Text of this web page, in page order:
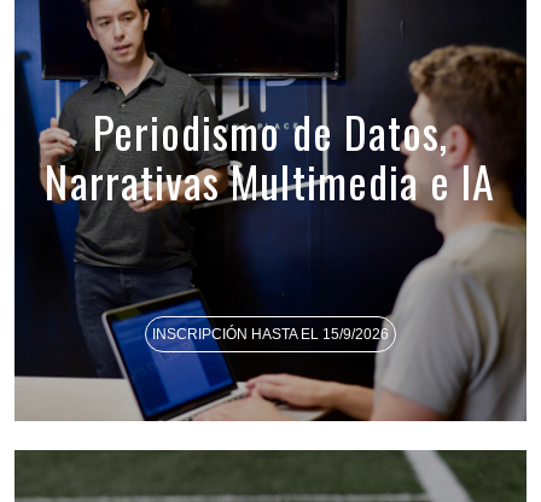
Periodismo de Datos,
Narrativas Multimedia e IA
INSCRIPCIÓN HASTA EL 15/9/2026